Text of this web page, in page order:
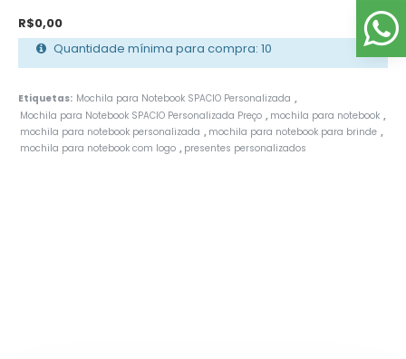
R$0,00
Quantidade mínima para compra: 10
Etiquetas: Mochila para Notebook SPACIO Personalizada ,
Mochila para Notebook SPACIO Personalizada Preço , mochila para notebook ,
mochila para notebook personalizada , mochila para notebook para brinde ,
mochila para notebook com logo , presentes personalizados